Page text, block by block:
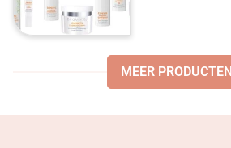
MEER PRODUCTEN